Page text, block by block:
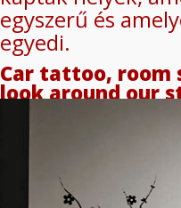
egyszerű és
egyedi.
Car tattoo, room
look around our
personalize your
home! Make a